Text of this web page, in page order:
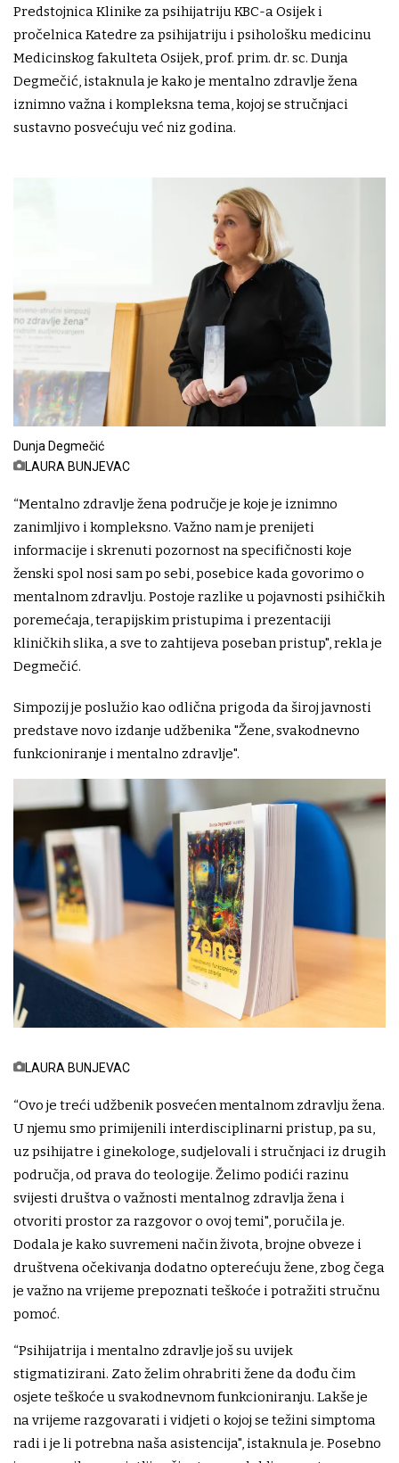
Predstojnica Klinike za psihijatriju KBC-a Osijek i
pročelnica Katedre za psihijatriju i psihološku medicinu
Medicinskog fakulteta Osijek, prof. prim. dr. sc. Dunja
Degmečić, istaknula je kako je mentalno zdravlje žena
iznimno važna i kompleksna tema, kojoj se stručnjaci
sustavno posvećuju već niz godina.
Dunja Degmečić
LAURA BUNJEVAC
“Mentalno zdravlje žena područje je koje je iznimno
zanimljivo i kompleksno. Važno nam je prenijeti
informacije i skrenuti pozornost na specifičnosti koje
ženski spol nosi sam po sebi, posebice kada govorimo o
mentalnom zdravlju. Postoje razlike u pojavnosti psihičkih
poremećaja, terapijskim pristupima i prezentaciji
kliničkih slika, a sve to zahtijeva poseban pristup", rekla je
Degmečić.
Simpozij je poslužio kao odlična prigoda da široj javnosti
predstave novo izdanje udžbenika "Žene, svakodnevno
funkcioniranje i mentalno zdravlje".
LAURA BUNJEVAC
“Ovo je treći udžbenik posvećen mentalnom zdravlju žena.
U njemu smo primijenili interdisciplinarni pristup, pa su,
uz psihijatre i ginekologe, sudjelovali i stručnjaci iz drugih
područja, od prava do teologije. Želimo podići razinu
svijesti društva o važnosti mentalnog zdravlja žena i
otvoriti prostor za razgovor o ovoj temi", poručila je.
Dodala je kako suvremeni način života, brojne obveze i
društvena očekivanja dodatno opterećuju žene, zbog čega
je važno na vrijeme prepoznati teškoće i potražiti stručnu
pomoć.
“Psihijatrija i mentalno zdravlje još su uvijek
stigmatizirani. Zato želim ohrabriti žene da dođu čim
osjete teškoće u svakodnevnom funkcioniranju. Lakše je
na vrijeme razgovarati i vidjeti o kojoj se težini simptoma
radi i je li potrebna naša asistencija", istaknula je. Posebno